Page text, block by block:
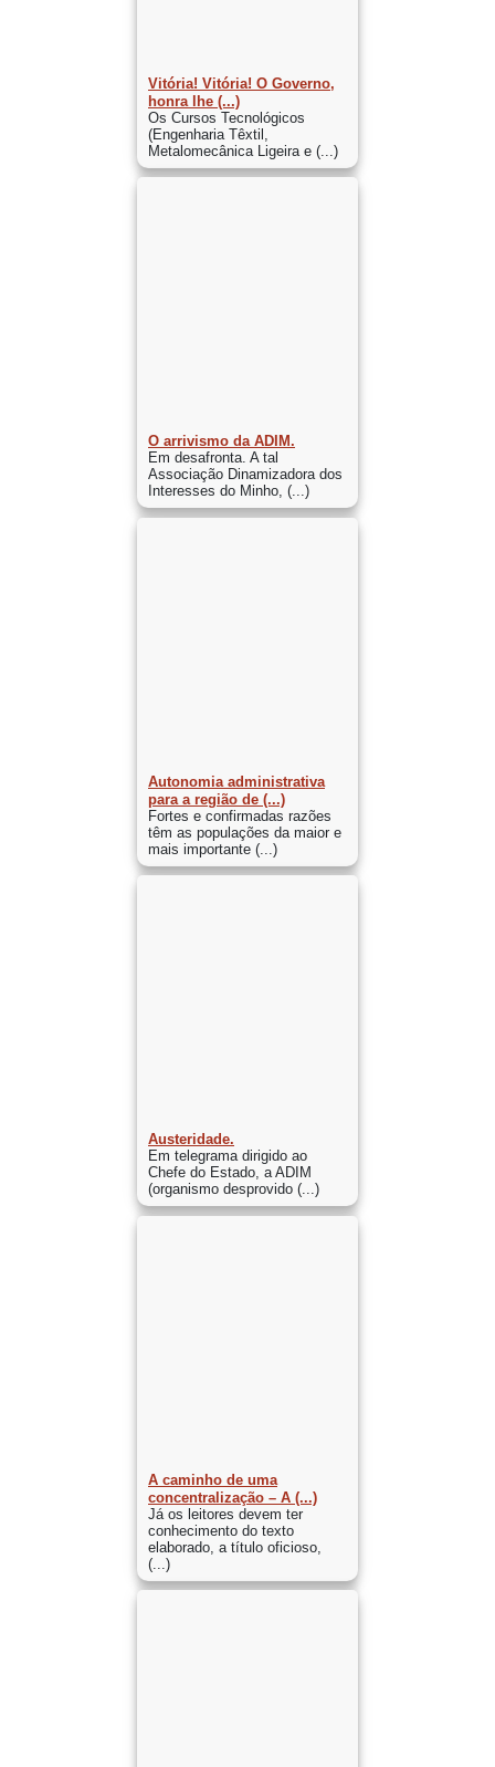
Vitória! Vitória! O Governo,
honra lhe (...)
Os Cursos Tecnológicos
(Engenharia Têxtil,
Metalomecânica Ligeira e (...)
O arrivismo da ADIM.
Em desafronta. A tal
Associação Dinamizadora dos
Interesses do Minho, (...)
Autonomia administrativa
para a região de (...)
Fortes e confirmadas razões
têm as populações da maior e
mais importante (...)
Austeridade.
Em telegrama dirigido ao
Chefe do Estado, a ADIM
(organismo desprovido (...)
A caminho de uma
concentralização – A (...)
Já os leitores devem ter
conhecimento do texto
elaborado, a título oficioso,
(...)